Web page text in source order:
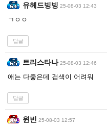
유헤드빙빙 25-08-03 12:43
ㄱㅇㅇ
답글
트리스타나 25-08-03 12:46
애는 다좋은데 검색이 어려워
답글
윈빈 25-08-03 12:57